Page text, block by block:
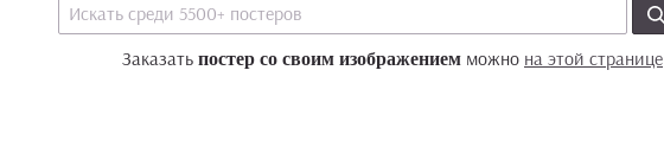
Заказать постер со своим изображением можно на этой странице